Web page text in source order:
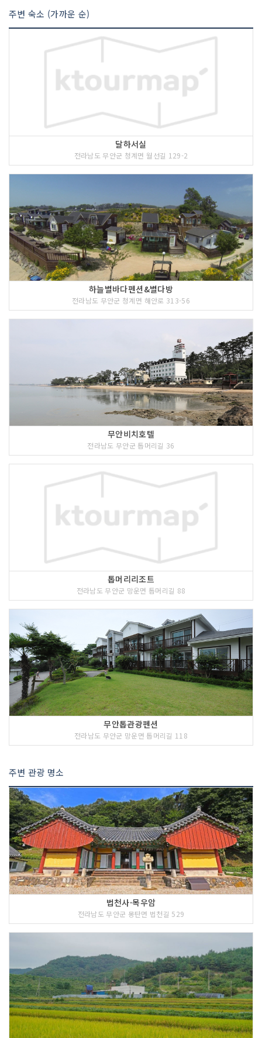
주변 숙소 (가까운 순)
달하서실
전라남도 무안군 청계면 월선길 129-2
하늘별바다펜션&별다방
전라남도 무안군 청계면 해안로 313-56
무안비치호텔
전라남도 무안군 톱머리길 36
톱머리리조트
전라남도 무안군 망운면 톱머리길 88
무안톱관광펜션
전라남도 무안군 망운면 톱머리길 118
주변 관광 명소
법천사·목우암
전라남도 무안군 몽탄면 법천길 529